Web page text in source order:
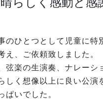
のひとつとして児童に特
え、ご依頼致しました。
弦楽の生演奏、ナレーシ
しく想像以上に良い公演
ぱいでした。